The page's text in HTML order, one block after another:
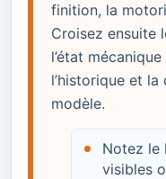
finition, la
Croisez ensuite
l’état
l’historique et
modèle.
Notez le
visibles